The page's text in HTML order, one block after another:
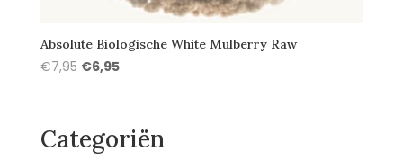
Absolute Biologische White Mulberry Raw
€7,95 Oorspronkelijke
€6,95Huidige
€6,95.
Categoriën